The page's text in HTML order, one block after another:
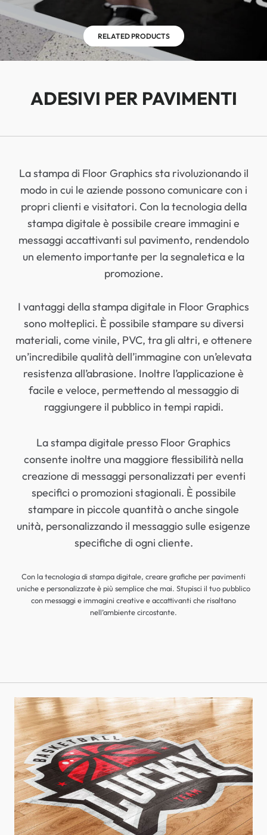
RELATED PRODUCTS
ADESIVI PER PAVIMENTI
La stampa di Floor Graphics sta rivoluzionando il
modo in cui le aziende possono comunicare con i
propri clienti e visitatori. Con la tecnologia della
stampa digitale è possibile creare immagini e
messaggi accattivanti sul pavimento, rendendolo
un elemento importante per la segnaletica e la
promozione.
I vantaggi della stampa digitale in Floor Graphics
sono molteplici. È possibile stampare su diversi
materiali, come vinile, PVC, tra gli altri, e ottenere
un’incredibile qualità dell’immagine con un’elevata
resistenza all’abrasione. Inoltre l’applicazione è
facile e veloce, permettendo al messaggio di
raggiungere il pubblico in tempi rapidi.
La stampa digitale presso Floor Graphics
consente inoltre una maggiore flessibilità nella
creazione di messaggi personalizzati per eventi
specifici o promozioni stagionali. È possibile
stampare in piccole quantità o anche singole
unità, personalizzando il messaggio sulle esigenze
specifiche di ogni cliente.
Con la tecnologia di stampa digitale, creare grafiche per pavimenti
uniche e personalizzate è più semplice che mai. Stupisci il tuo pubblico
con messaggi e immagini creative e accattivanti che risaltano
nell’ambiente circostante.